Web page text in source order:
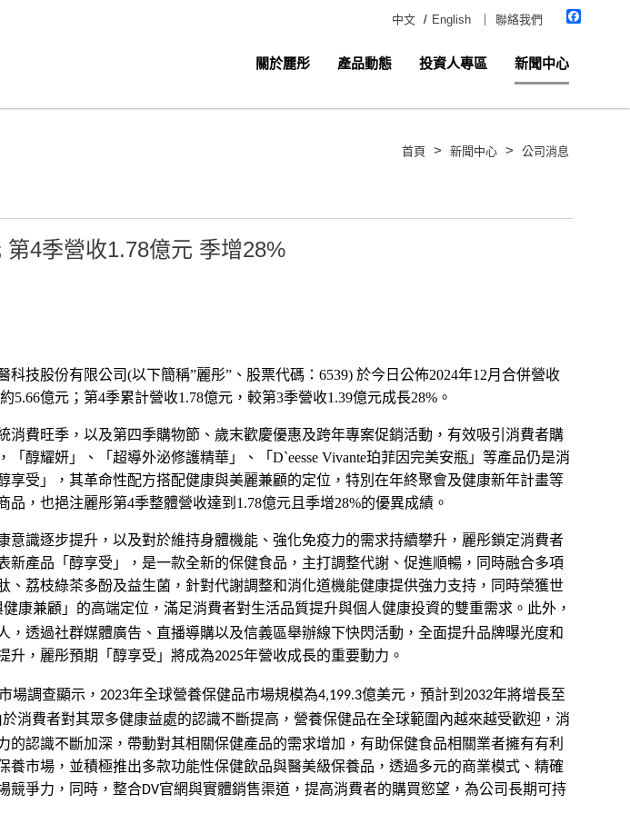
中文 / English 聯絡我們
關於麗彤 產品動態 投資人專區 新聞中心
首頁 > 新聞中心 > 公司消息
4季營收1.78億元 季增28%
科技股份有限公司(以下簡稱”麗彤”、股票代碼： 6539) 於今日公佈2024年12月合併營收
5.66億元；第4季累計營收1.78億元，較第3季營收1.39億元成長28%。
消費旺季，以及第四季購物節、歲末歡慶優惠及跨年專案促銷活動，有效吸引消費者購
「醇耀妍」、 「超導外泌修護精華」、「 D`eesse Vivante珀菲因完美安瓶」 等產品仍是消
享受」，其革命性配方搭配健康與美麗兼顧的定位，特別在年終聚會及健康新年計畫等
品，也挹注麗彤第4季整體營收達到 1.78億元且季增28%的優異成績。
意識逐步提升，以及對於維持身體機能、強化免疫力的需求持續攀升，麗彤鎖定消費者
新產品「醇享受」，是一款全新的保健食品，主打調整代謝、促進順暢，同時融合多項
、荔枝綠茶多酚及益生菌，針對代謝調整和消化道機能健康提供強力支持，同時榮獲世
康兼顧」的高端定位，滿足消費者對生活品質提升與個人健康投資的雙重需求。此外，
，透過社群媒體廣告、直播導購以及信義區舉辦線下快閃活動，全面提升品牌曝光度和
升，麗彤預期「醇享受」將成為2025年營收成長的重要動力。
場調查顯示， 2023年全球營養保健品市場規模為4,199.3億美元，預計到 2032年將增長至
消費者對其眾多健康益處的認識不斷提高，營養保健品在全球範圍內越來越受歡迎，消
的認識不斷加深，帶動對其相關保健產品的需求增加，有助保健食品相關業者擁有有利
養市場，並積極推出多款功能性保健飲品與醫美級保養品，透過多元的商業模式、精確
競爭力，同時，整合DV官網與實體銷售渠道，提高消費者的購買慾望，為公司長期可持